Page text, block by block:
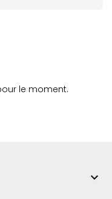
le moment.
